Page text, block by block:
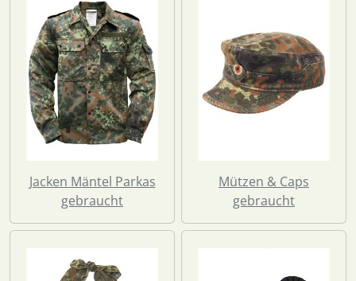
Jacken Mäntel Parkas
gebraucht
Mützen & Caps
gebraucht